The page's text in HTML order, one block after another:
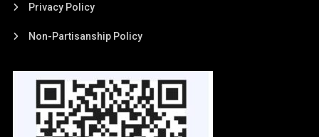
Privacy Policy
Non-Partisanship Policy